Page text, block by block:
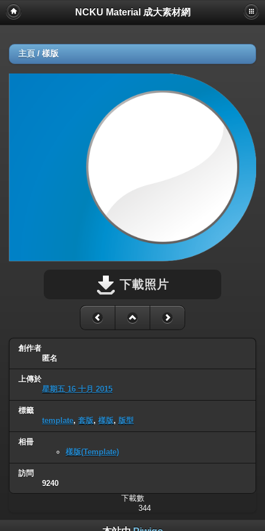
NCKU Material 成大素材網
主頁 / 樣版
下載照片
創作者
匿名
上傳於
星期五 16 十月 2015
標籤
template, 套版, 樣版, 版型
相冊
樣版(Template)
訪問
9240
下載數
344